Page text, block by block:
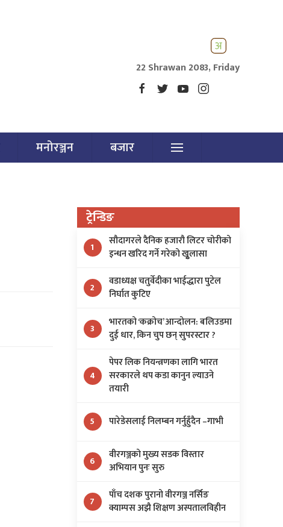
22 Shrawan 2083, Friday
मनोरञ्जन बजार
ट्रेन्डिङ
1
सौदागरले दैनिक हजारौ लिटर चोरीको
इन्धन खरिद गर्ने गरेको खुृलासा
2
वडाध्यक्ष चतुर्वेदीका भाईद्धारा पुटेल
निर्घात कुटिए
3
भारतको ‘कक्रोच’ आन्दोलन: बलिउडमा
दुई धार, किन चुप छन् सुपरस्टार ?
4
पेपर लिक नियन्त्रणका लागि भारत
सरकारले थप कडा कानुन ल्याउने
तयारी
5 पारेडेसलाई निलम्बन गर्नुहुँदैन –गाभी
6
वीरगञ्जको मुख्य सडक विस्तार
अभियान पुनः सुरु
7
पाँच दशक पुरानो वीरगञ्ज नर्सिङ
क्याम्पस अझै शिक्षण अस्पतालविहीन